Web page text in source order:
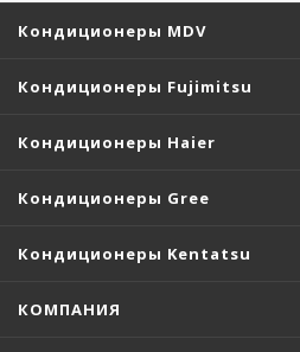
Кондиционеры MDV
Кондиционеры Fujimitsu
Кондиционеры Haier
Кондиционеры Gree
Кондиционеры Kentatsu
КОМПАНИЯ